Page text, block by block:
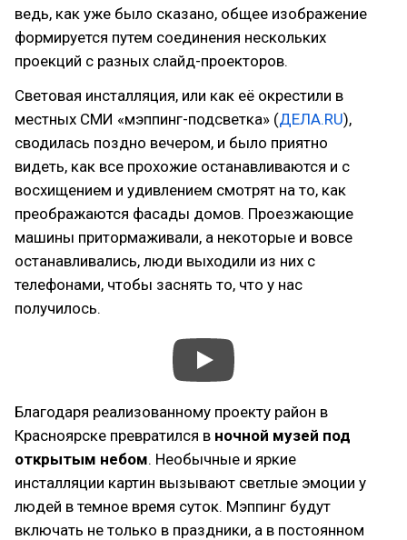
ведь, как уже было сказано, общее изображение
формируется путем соединения нескольких
проекций с разных слайд-проекторов.
Световая инсталляция, или как её окрестили в
местных СМИ «мэппинг-подсветка» (ДЕЛА.RU),
сводилась поздно вечером, и было приятно
видеть, как все прохожие останавливаются и с
восхищением и удивлением смотрят на то, как
преображаются фасады домов. Проезжающие
машины притормаживали, а некоторые и вовсе
останавливались, люди выходили из них с
телефонами, чтобы заснять то, что у нас
получилось.
Благодаря реализованному проекту район в
Красноярске превратился в ночной музей под
открытым небом. Необычные и яркие
инсталляции картин вызывают светлые эмоции у
людей в темное время суток. Мэппинг будут
включать не только в праздники, а в постоянном